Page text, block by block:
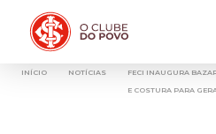
INÍCIO NOTÍCIAS
FECI INAUGURA
E COSTURA PARA